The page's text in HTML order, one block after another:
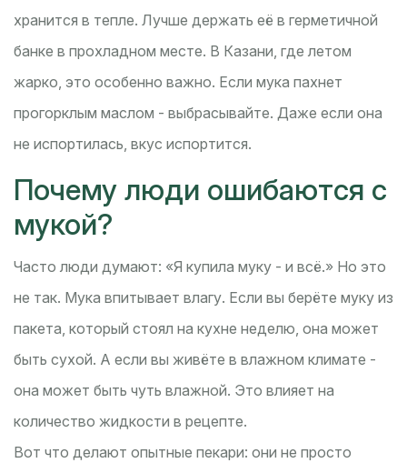
хранится в тепле. Лучше держать её в герметичной
банке в прохладном месте. В Казани, где летом
жарко, это особенно важно. Если мука пахнет
прогорклым маслом - выбрасывайте. Даже если она
не испортилась, вкус испортится.
Почему люди ошибаются с
мукой?
Часто люди думают: «Я купила муку - и всё.» Но это
не так. Мука впитывает влагу. Если вы берёте муку из
пакета, который стоял на кухне неделю, она может
быть сухой. А если вы живёте в влажном климате -
она может быть чуть влажной. Это влияет на
количество жидкости в рецепте.
Вот что делают опытные пекари: они не просто